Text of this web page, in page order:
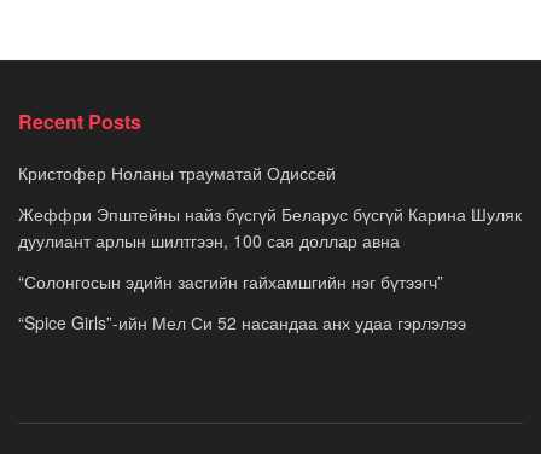
Recent Posts
Кристофер Ноланы трауматай Одиссей
Жеффри Эпштейны найз бүсгүй Беларус бүсгүй Карина Шуляк
дуулиант арлын шилтгээн, 100 сая доллар авна
“Солонгосын эдийн засгийн гайхамшгийн нэг бүтээгч”
“Spice Girls”-ийн Мел Си 52 насандаа анх удаа гэрлэлээ